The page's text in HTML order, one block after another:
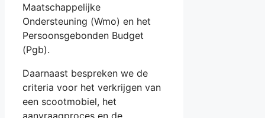
Maatschappelijke
Ondersteuning (Wmo) en het
Persoonsgebonden Budget
(Pgb).
Daarnaast bespreken we de
criteria voor het verkrijgen van
een scootmobiel, het
aanvraagproces en de